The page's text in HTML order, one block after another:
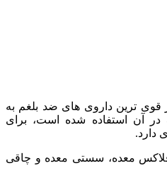
قوی ترین داروی های ضد بلغم به
در آن استفاده شده است، برای
دارد.
معده، سستی معده و چاقی